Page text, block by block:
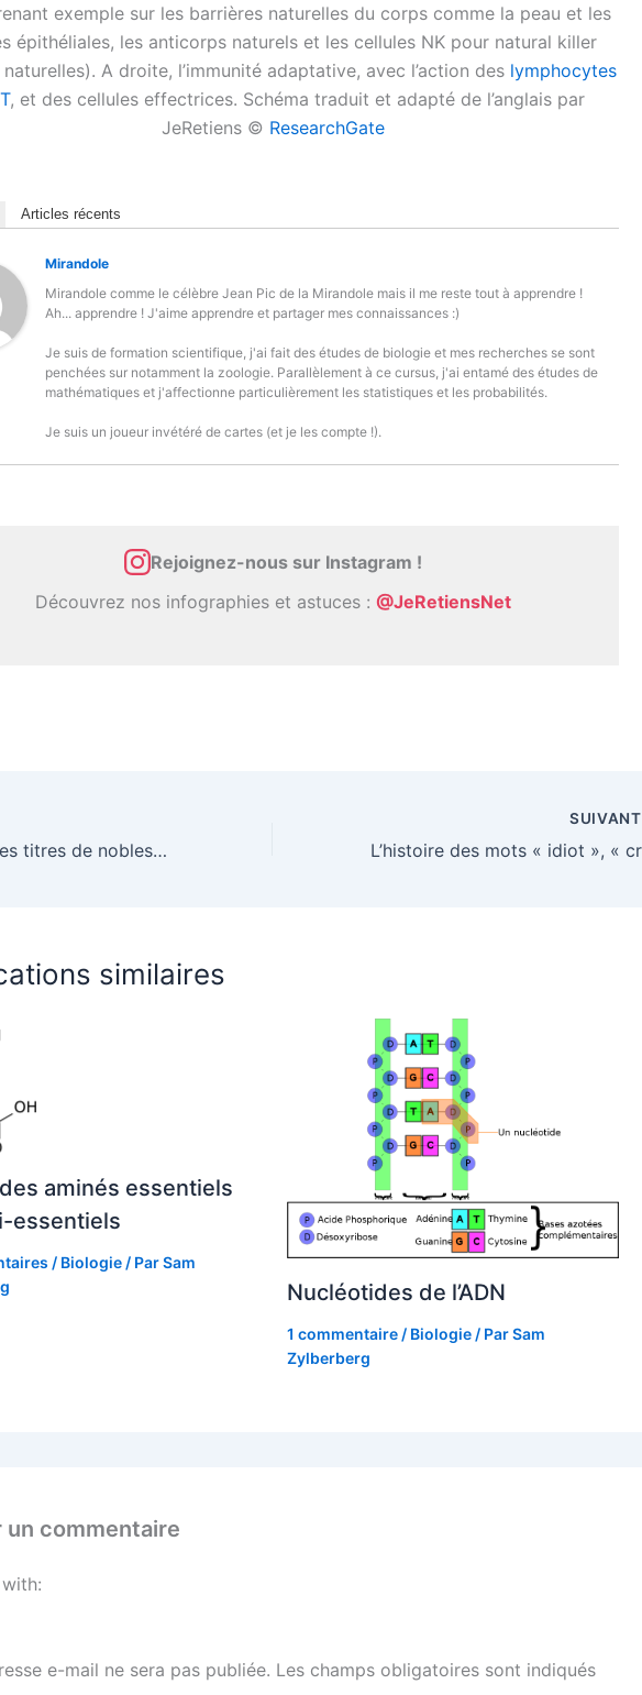
exemple sur les barrières naturelles du corps comme la peau et les
épithéliales, les anticorps naturels et les cellules NK pour natural killer
A droite, l’immunité adaptative, avec l’action des lymphocytes
, et des cellules effectrices. Schéma traduit et adapté de l’anglais par
JeRetiens © ResearchGate
Articles récents
Mirandole
Mirandole comme le célèbre Jean Pic de la Mirandole mais il me reste tout à apprendre !
Ah... apprendre ! J'aime apprendre et partager mes connaissances :)
Je suis de formation scientifique, j'ai fait des études de biologie et mes recherches se sont
penchées sur notamment la zoologie. Parallèlement à ce cursus, j'ai entamé des études de
mathématiques et j'affectionne particulièrement les statistiques et les probabilités.
Je suis un joueur invétéré de cartes (et je les compte !).
Rejoignez-nous sur Instagram !
Découvrez nos infographies et astuces : @JeRetiensNet
Comprendre les titres de noblesse en France : rangs et privilèges expliqués
SUIVANT
similaires
aminés essentiels
essentiels
/ Biologie / ParSam
Nucléotides de l’ADN
1 commentaire / Biologie/ ParSam
Zylberberg
un commentaire
e-mail ne sera pas publiée. Les champs obligatoires sont indiqués